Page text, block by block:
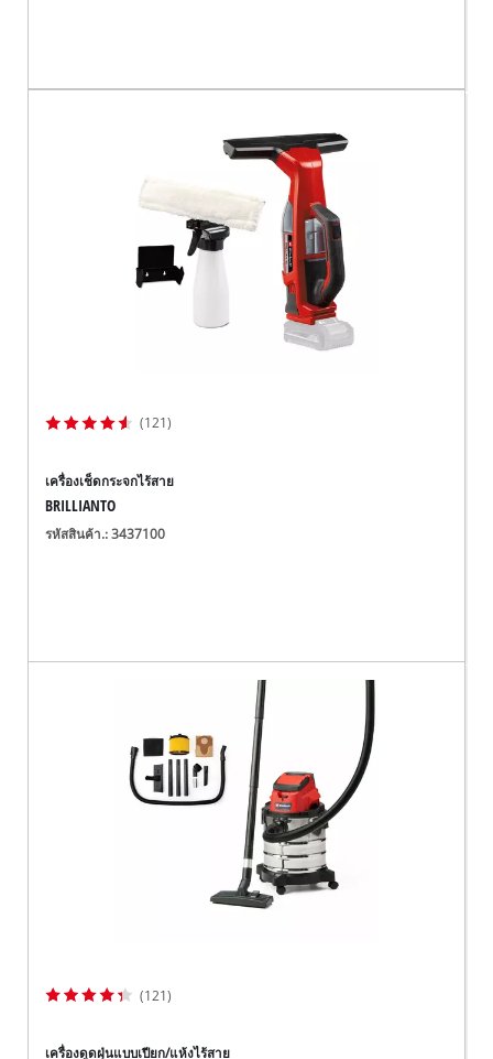
(121)
เครื่องเช็ดกระจกไร้สาย
BRILLIANTO
รหัสสินค้า.: 3437100
(121)
เครื่องดูดฝุ่นแบบเปียก/แห้งไร้สาย